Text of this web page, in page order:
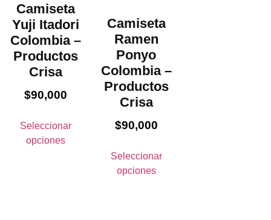
Camiseta
Yuji Itadori
Colombia –
Productos
Crisa
$90,000
Seleccionar
opciones
Camiseta
Ramen
Ponyo
Colombia –
Productos
Crisa
$90,000
Seleccionar
opciones